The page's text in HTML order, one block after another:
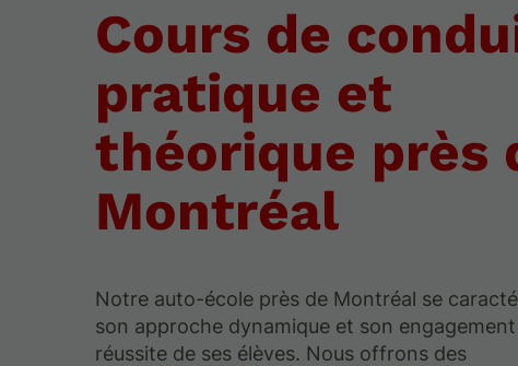
Cours de
pratique et
théorique près
Montréal
Notre auto-école près de Montréal se
son approche dynamique et son
réussite de ses élèves. Nous offrons des